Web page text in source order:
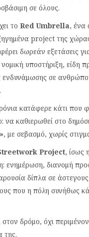
σε όλους.
τοRed Umbrella, ένα
project της
δωρεάν εξετάσεις
υποστήριξη, είδη
ενδυνάμωσης σε
κατάφερε κάτι που
να καθιερωθεί στο
, με σεβασμό, χωρίς
Project, ίσως
ενημέρωση, διανομή
δίπλα σε
που η πόλη συνήθως
δρόμο, όχι
της.